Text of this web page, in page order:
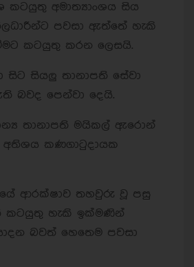
කටයුතු අමාත්‍යාංශය සිය
පවසා ඇත්තේ හැකි
කටයුතු කරන ලෙසයි.
සිට සියලු තානාපති සේවා
බවද පෙන්වා දෙයි.
තානාපති මයිකල් ඇරොන්
කණගාටුදායක
ආරක්ෂාව තහවුරු වූ පසු
කටයුතු හැකි ඉක්මණින්
බවත් හෙතෙම පවසා